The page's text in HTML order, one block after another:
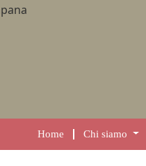
Home Chi siamo